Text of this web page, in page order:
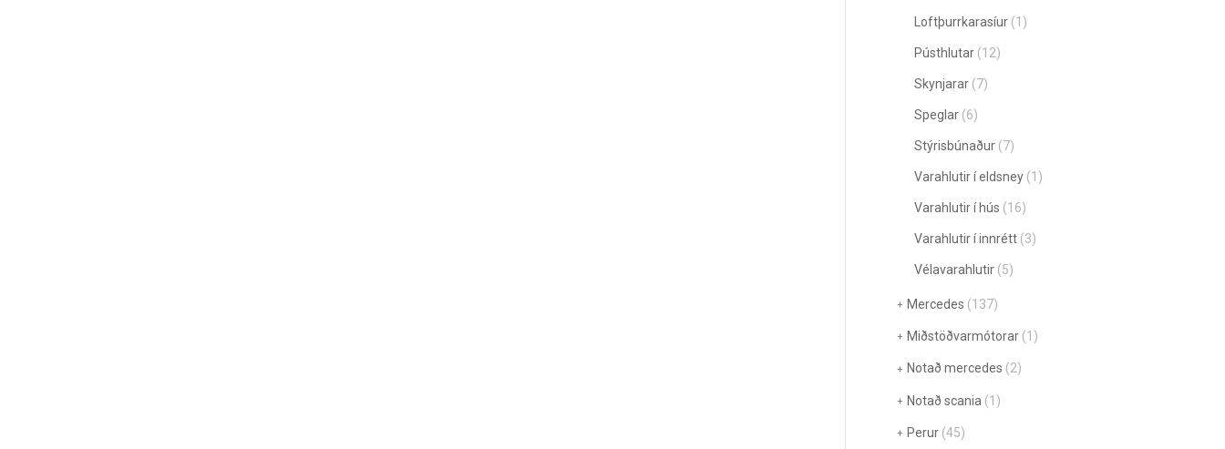
Loftþurrkarasíur (1)
Pústhlutar (12)
Skynjarar (7)
Speglar (6)
Stýrisbúnaður (7)
Varahlutir í eldsney (1)
Varahlutir í hús (16)
Varahlutir í innrétt (3)
Vélavarahlutir (5)
Mercedes (137)
Miðstöðvarmótorar (1)
Notað mercedes (2)
Notað scania (1)
Perur (45)